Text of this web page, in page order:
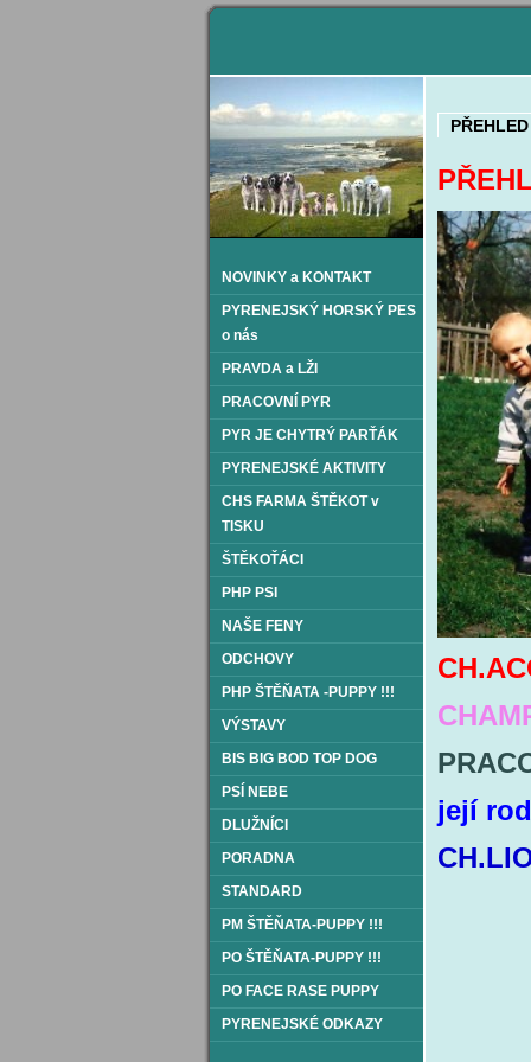
NOVINKY a KONTAKT
PYRENEJSKÝ HORSKÝ PES
o nás
PRAVDA a LŽI
PRACOVNÍ PYR
PYR JE CHYTRÝ PARŤÁK
PYRENEJSKÉ AKTIVITY
CHS FARMA ŠTĚKOT v
TISKU
ŠTĚKOŤÁCI
PHP PSI
NAŠE FENY
ODCHOVY
PHP ŠTĚŇATA -PUPPY !!!
VÝSTAVY
BIS BIG BOD TOP DOG
PSÍ NEBE
DLUŽNÍCI
PORADNA
STANDARD
PM ŠTĚŇATA-PUPPY !!!
PO ŠTĚŇATA-PUPPY !!!
PO FACE RASE PUPPY
PYRENEJSKÉ ODKAZY
její